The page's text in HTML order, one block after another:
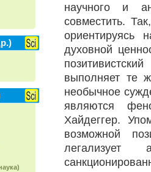
научного и
совместить.
ориентируясь
духовной
выполняет те
необычное
являются
Хайдеггер.
возможной
легализует